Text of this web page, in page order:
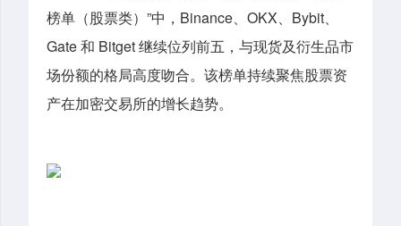
榜单（股票类）”中，Binance、OKX、Bybit、
Gate 和 Bitget 继续位列前五，与现货及衍生品市
场份额的格局高度吻合。该榜单持续聚焦股票资
产在加密交易所的增长趋势。